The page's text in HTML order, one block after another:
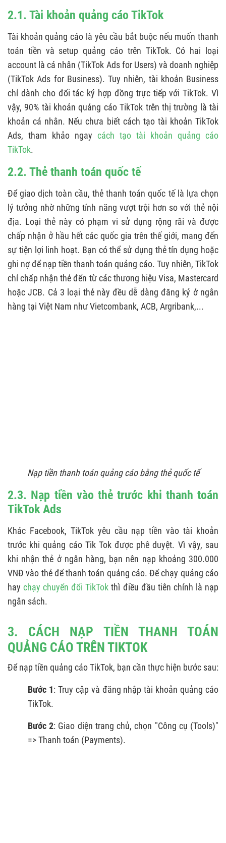
2.1. Tài khoản quảng cáo TikTok
Tài khoản quảng cáo là yêu cầu bắt buộc nếu muốn thanh
toán tiền và setup quảng cáo trên TikTok. Có hai loại
account là cá nhân (TikTok Ads for Users) và doanh nghiệp
(TikTok Ads for Business). Tuy nhiên, tài khoản Business
chỉ dành cho đối tác ký hợp đồng trực tiếp với TikTok. Vì
vậy, 90% tài khoản quảng cáo TikTok trên thị trường là tài
khoản cá nhân. Nếu chưa biết cách tạo tài khoản TikTok
Ads, tham khảo ngay cách tạo tài khoản quảng cáo
TikTok.
2.2. Thẻ thanh toán quốc tế
Để giao dịch toàn cầu, thẻ thanh toán quốc tế là lựa chọn
lý tưởng nhờ những tính năng vượt trội hơn so với thẻ nội
địa. Loại thẻ này có phạm vi sử dụng rộng rãi và được
chấp nhận ở hầu hết các quốc gia trên thế giới, mang đến
sự tiện lợi linh hoạt. Bạn có thể sử dụng thẻ tín dụng hoặc
ghi nợ để nạp tiền thanh toán quảng cáo. Tuy nhiên, TikTok
chỉ chấp nhận thẻ đến từ các thương hiệu Visa, Mastercard
hoặc JCB. Cả 3 loại thẻ này đều dễ dàng đăng ký ở ngân
hàng tại Việt Nam như Vietcombank, ACB, Argribank,...
Nạp tiền thanh toán quảng cáo bằng thẻ quốc tế
2.3. Nạp tiền vào thẻ trước khi thanh toán
TikTok Ads
Khác Facebook, TikTok yêu cầu nạp tiền vào tài khoản
trước khi quảng cáo Tik Tok được phê duyệt. Vì vậy, sau
khi nhận thẻ ở ngân hàng, bạn nên nạp khoảng 300.000
VNĐ vào thẻ để thanh toán quảng cáo. Để chạy quảng cáo
haychạy chuyển đổi TikTok thì điều đầu tiên chính là nạp
ngân sách.
3. CÁCH NẠP TIỀN THANH TOÁN
QUẢNG CÁO TRÊN TIKTOK
Để nạp tiền quảng cáo TikTok, bạn cần thực hiện bước sau:
Bước 1: Truy cập và đăng nhập tài khoản quảng cáo
TikTok.
Bước 2: Giao diện trang chủ, chọn "Công cụ (Tools)"
=> Thanh toán (Payments).